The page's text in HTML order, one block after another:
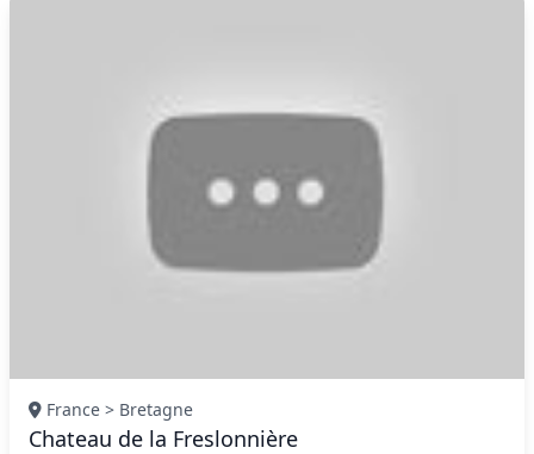
France > Bretagne
Chateau de la Freslonnière